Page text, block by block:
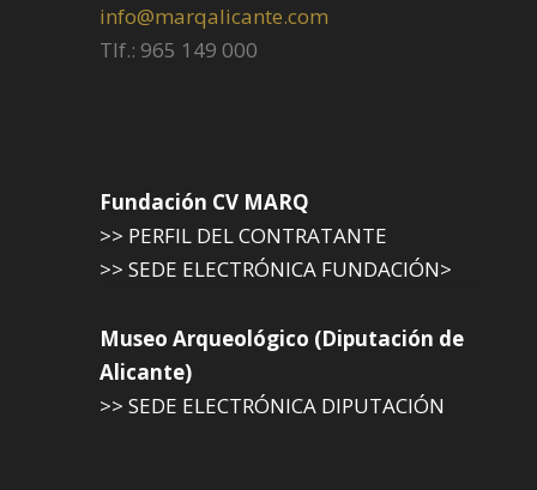
info@marqalicante.com
Tlf.: 965 149 000
Fundación CV MARQ
>> PERFIL DEL CONTRATANTE
>> SEDE ELECTRÓNICA FUNDACIÓN>
Museo Arqueológico (Diputación de
Alicante)
>> SEDE ELECTRÓNICA DIPUTACIÓN